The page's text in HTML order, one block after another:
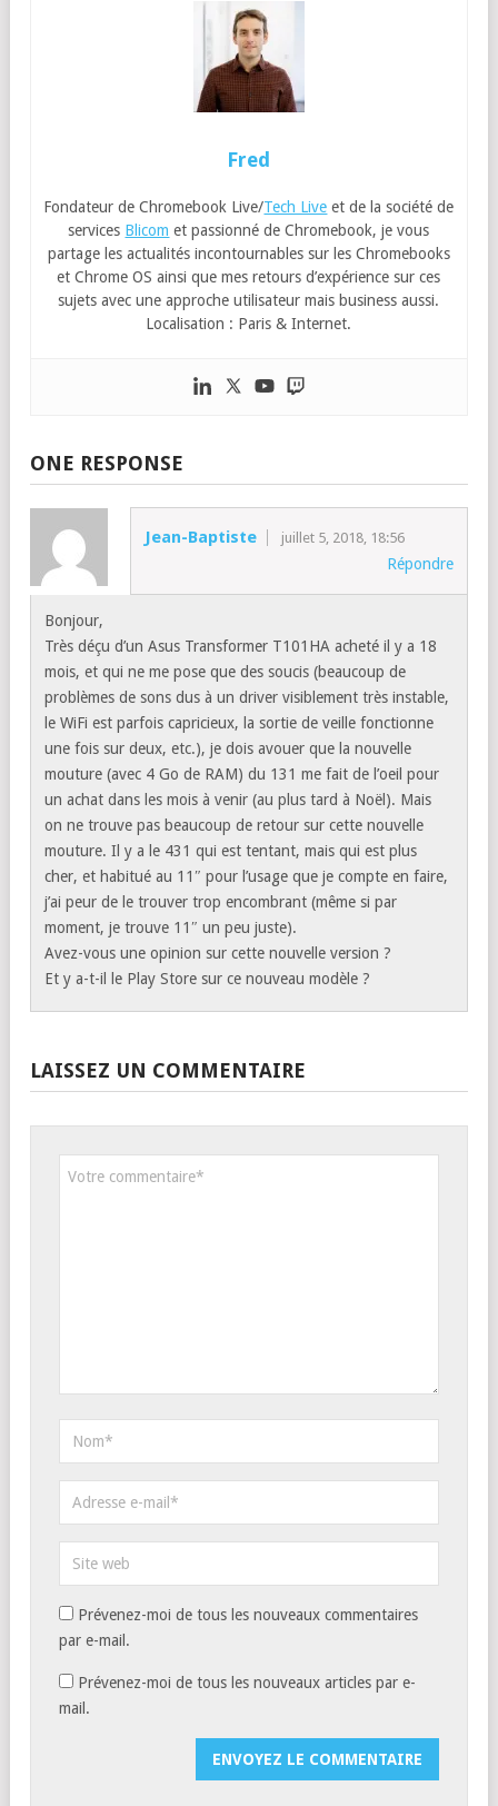
Fred
Fondateur de Chromebook Live/Tech Live et de la société de
services Blicom et passionné de Chromebook, je vous
partage les actualités incontournables sur les Chromebooks
et Chrome OS ainsi que mes retours d’expérience sur ces
sujets avec une approche utilisateur mais business aussi.
Localisation : Paris & Internet.
ONE RESPONSE
Jean-Baptiste juillet 5, 2018, 18:56
Répondre
Bonjour,
Très déçu d’un Asus Transformer T101HA acheté il y a 18
mois, et qui ne me pose que des soucis (beaucoup de
problèmes de sons dus à un driver visiblement très instable,
le WiFi est parfois capricieux, la sortie de veille fonctionne
une fois sur deux, etc.), je dois avouer que la nouvelle
mouture (avec 4 Go de RAM) du 131 me fait de l’oeil pour
un achat dans les mois à venir (au plus tard à Noël). Mais
on ne trouve pas beaucoup de retour sur cette nouvelle
mouture. Il y a le 431 qui est tentant, mais qui est plus
cher, et habitué au 11″ pour l’usage que je compte en faire,
j’ai peur de le trouver trop encombrant (même si par
moment, je trouve 11″ un peu juste).
Avez-vous une opinion sur cette nouvelle version ?
Et y a-t-il le Play Store sur ce nouveau modèle ?
LAISSEZ UN COMMENTAIRE
Prévenez-moi de tous les nouveaux commentaires
par e-mail.
Prévenez-moi de tous les nouveaux articles par e-
mail.